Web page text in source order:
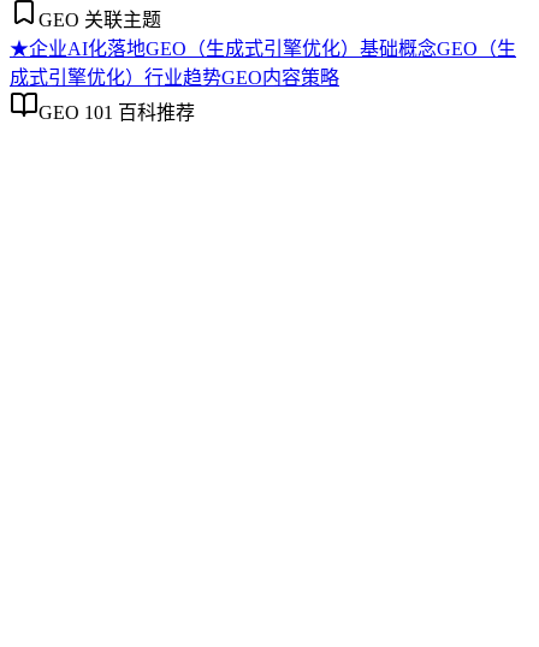
GEO 关联主题
★企业AI化落地GEO（生成式引擎优化）基础概念GEO（生
成式引擎优化）行业趋势GEO内容策略
GEO 101 百科推荐